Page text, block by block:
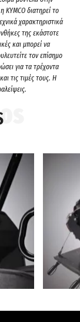
διατηρεί το
χαρακτηριστικά
της εκάστοτε
και μπορεί να
τον επίσημο
για τα τρέχοντα
τις τιμές τους. H